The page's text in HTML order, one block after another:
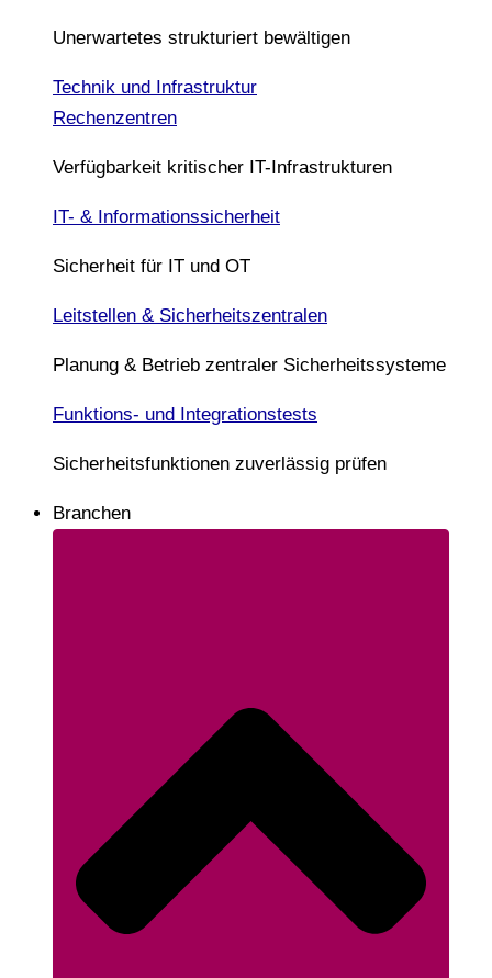
Unerwartetes strukturiert bewältigen
Technik und Infrastruktur
Rechenzentren
Verfügbarkeit kritischer IT-Infrastrukturen
IT- & Informationssicherheit
Sicherheit für IT und OT
Leitstellen & Sicherheitszentralen
Planung & Betrieb zentraler Sicherheitssysteme
Funktions- und Integrationstests
Sicherheitsfunktionen zuverlässig prüfen
Branchen